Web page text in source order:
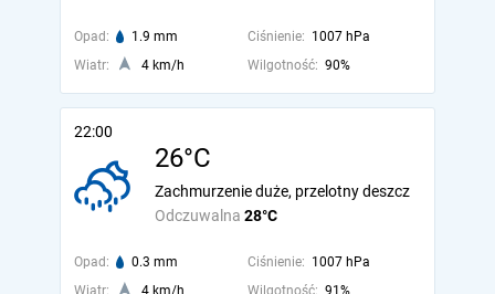
Opad: 1.9 mm Ciśnienie: 1007 hPa
Wiatr:
4 km/h Wilgotność: 90%
22:00
26°C
Odczuwalna 28°C
Zachmurzenie duże, przelotny deszcz
Opad: 0.3 mm Ciśnienie: 1007 hPa
Wiatr:
4 km/h Wilgotność: 91%